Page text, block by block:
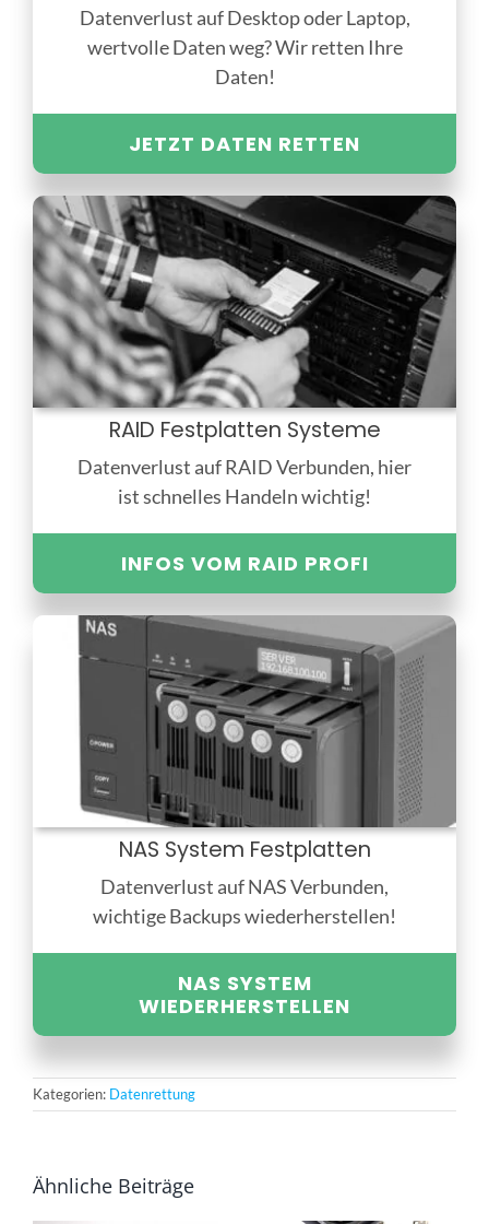
Datenverlust auf Desktop oder Laptop,
wertvolle Daten weg? Wir retten Ihre
Daten!
JETZT DATEN RETTEN
RAID Festplatten Systeme
Datenverlust auf RAID Verbunden, hier
ist schnelles Handeln wichtig!
INFOS VOM RAID PROFI
NAS System Festplatten
Datenverlust auf NAS Verbunden,
wichtige Backups wiederherstellen!
NAS SYSTEM
WIEDERHERSTELLEN
Kategorien: Datenrettung
Ähnliche Beiträge